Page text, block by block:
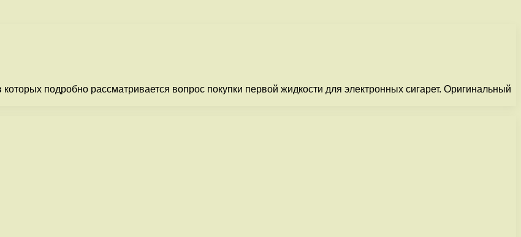
подробно рассматривается вопрос покупки первой жидкости для электронных сигарет. Оригинальный